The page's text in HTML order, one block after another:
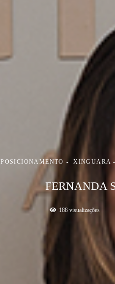
POSICIONAMENTO XINGUARA
FERNANDA
188visualizações